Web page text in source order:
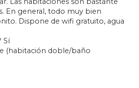
En general, todo muy bien
Dispone de wifi gratuito, agua
Sí
(habitación doble/baño